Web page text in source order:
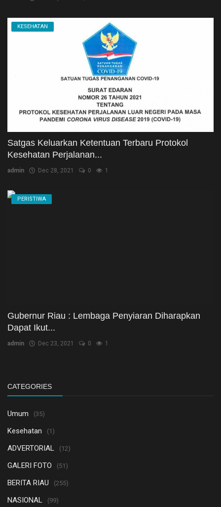
KESEHATAN
Satgas Keluarkan Ketentuan Terbaru Protokol
Kesehatan Perjalanan...
admin Dec 28, 2021 0 1
PERISTIWA
Gubernur Riau : Lembaga Penyiaran Diharapkan
Dapat Ikut...
admin Dec 23, 2021 0 1
CATEGORIES
Umum (35)
Kesehatan (1)
ADVERTORIAL (12)
GALERI FOTO (51)
BERITA RIAU (255)
NASIONAL (99)